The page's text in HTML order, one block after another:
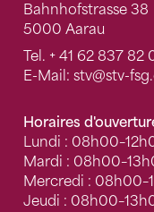
Bahnhofstrasse 38
5000 Aarau
Tel. + 41 62 837 82
E-Mail: stv@stv-
Horaires
Lundi :
Mardi :
Mercredi :
Jeudi :